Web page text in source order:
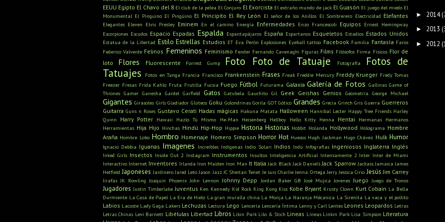
EEUU Egipto El Chavo del 8 El club de la pelea El Conjuro El Exorcista El extraño mundo de jack El Guasón El juego del miedo El
Monumental El Pinguino El Pingüino El Principito El Rey León El señor de los Anillos El Sombrerero Electricidad Elefantes
Elegantes Eleven Elvis Presley Eminem En el camino Energía Enfermedades Enzo Francescoli Equipos Ernest Hemingway
Escorpiones Escudos Espacio Espadas Espalda Espantapájaros España Espartanos Esqueletos Estadios Estados Unidos
Estatua de la Libertad Estilo Estrellas Estudios ET Eva Perón Explosiones Eyeball tattoo Facebook Familia Fantasía Faros
Federico Valverde Felinos Femeninos Feminismo Fender Fernando Cavenaghi Figuras Films Filósofos Firma Físicos Flor de
loto
Flores Fluorescente Forrest Gump Foto Foto de Tatuaje Fotografía
Fotos de
Tatuajes
Fotos en Tanga Francia Francisco Frankenstein Frases Freak Freddie Mercury Freddy Krueger Fredy Tomas
Freezer Fresas Frida Kahlo Fruta Frutilla Fucsia Fuego Fútbol Futurama Galaxia Galería de Fotos Gallinas Game of
Thrones Gamer Ganesha Gardel Garfield Gatos Gatubela Gauchito Gil Geek Geishas Genios Geometría George Michael
Gigantes Girasoles Girls Gladiador Glúteos Goku Golondrinas Gorila GOT Gótico Grandes Grecia Grinch Gris Guerra Guerreros
Guitarra Guns n Roses Gustavo Cerati Hadas mágicas Hakuna Matata Halloween Hannibal Lecter Happy Tree Friends Harley
Quinn
Harry Potter Hawaii Hazlo Tú Mismo He-Man Heisenberg Hellboy Hello Kitty Henna Hentai Hermanas Hermanos
Herramientas Hija Hijo Hinchas Hindú Hip-Hop Hippie Historia Historias Hobbit Holanda Hollywood Holograma Hombre
Araña Hombre Lobo Hombro Homenaje Homero Simpson Horror Hot Huesos Hugh Jackman Hugo Chávez Hulk Humor
Ignacio Debbia Iguanas Imagenes Increíbles Indígenas Indio Solari Indios Indú Infografías Ingeniosos Inglaterra Inglés
Inked Girls Insectos Inside Out 2 Instagram Instrumentos Insultos Inteligencia Artificial Intensamente 2 Inter Inter de Miami
Interactivo Internet Inventores Irlanda Iron Maiden Iron Man It Italia Jack Black Jack Daniel's Jack Sparrow Jackass Jamaica James
Hetfield Japoneses Jardinero Jared Leto Jason Jazz JC Sheitan Tenet Je suis Charlie Jenna Ortega Jerry Jessica Cirio Jesús Jim Carrey
Jirafas JK Rowling Joaquin Phoenix John Lennon Johnny Depp Jordan Baker GB José Mujica Jovenes Juego Juego de Tronos
Jugadores Justin Timberlake Juventus Ken Kennedy Kid Rock King Kong Kiss Kobe Bryant Krusty Clown Kurt Cobain La Bella
Durmiente La Casa de Papel La Era de Hielo La gran muralla china La Monja La Naranja Mécanica La Sirenita La vaca y el pollito
Labios Lacoste Lady Gaga Lakers Lechuzas Lectura Lego Lencería Lencería Íntima Lenny y Carl Lentes Leones Leopardos Letras
Letras Chinas Levi Barnett Libélulas Libertad Libros Likin Park Lilo & Stich Lineas Líneas Linkin Park Lisa Simpson Literatura
► 2014
► 2013
► 2012